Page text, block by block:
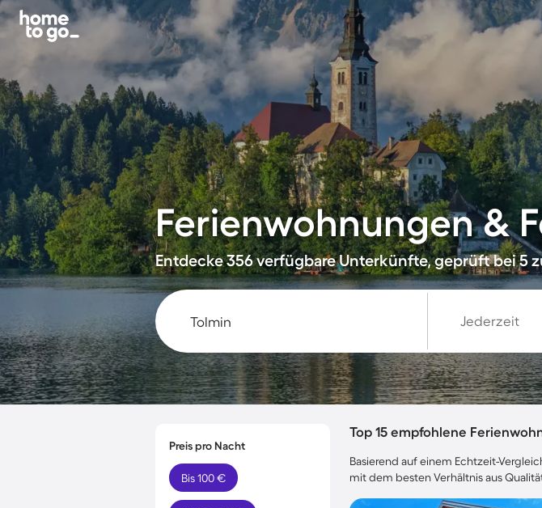
Ferienwohnungen &
Entdecke 356 verfügbare Unterkünfte, geprüft bei 5
Jederzeit
Preis pro Nacht
Bis 100 €
Top 15 empfohlene
Basierend auf einem Echtzeit-
mit dem besten Verhältnis aus